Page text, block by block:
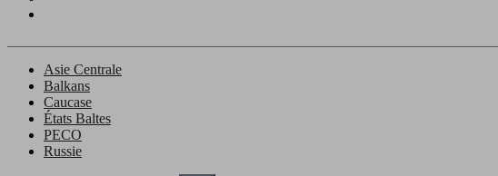
Asie Centrale
Balkans
Caucase
États Baltes
PECO
Russie